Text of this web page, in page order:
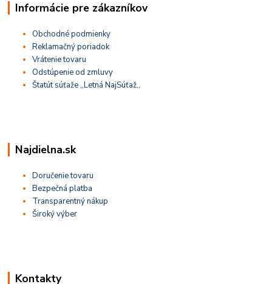
Informácie pre zákazníkov
Obchodné podmienky
Reklamačný poriadok
Vrátenie tovaru
Odstúpenie od zmluvy
Štatút súťaže ,,Letná NajSúťaž,,
Najdielna.sk
Doručenie tovaru
Bezpečná platba
Transparentný nákup
Široký výber
Kontakty